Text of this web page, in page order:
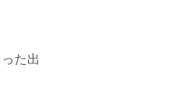
た出